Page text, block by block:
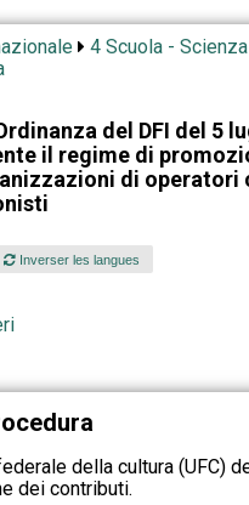
4 Scuola -
del DFI del 5
il regime di
di operatori
Inverser les langues
della cultura (UFC)
dei contributi.